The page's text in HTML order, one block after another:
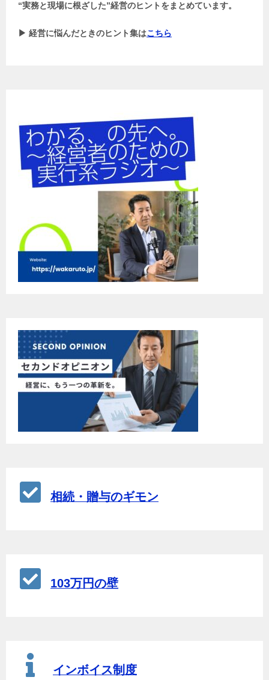
“実務と現場に根ざした”経営のヒントをまとめています。
▶ 経営に悩んだときのヒント集はこちら
相続・贈与のギモン
103万円の壁
インボイス制度